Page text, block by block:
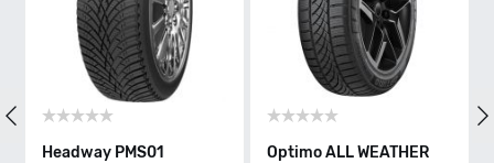
Headway PMS01
Optimo ALL WEATHER